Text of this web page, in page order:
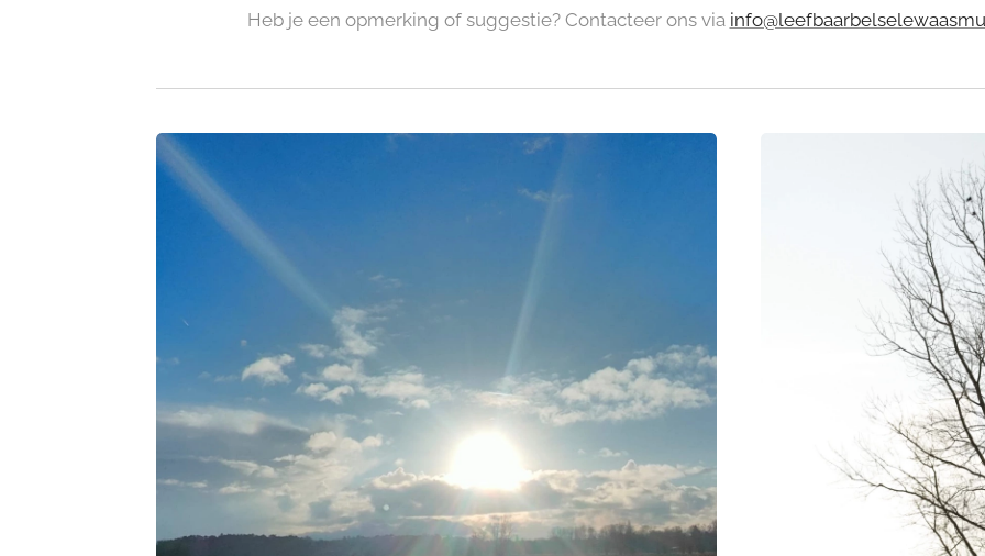
Heb je een opmerking of suggestie? Contacteer ons via